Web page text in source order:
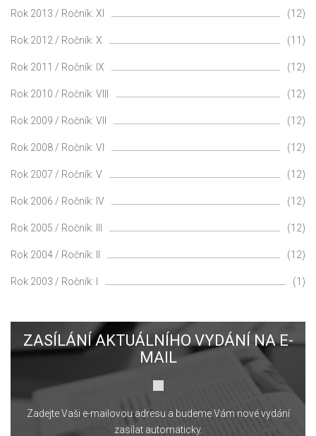
Rok 2013 / Ročník: XI (12)
Rok 2012 / Ročník: X (11)
Rok 2011 / Ročník: IX (12)
Rok 2010 / Ročník: VIII (12)
Rok 2009 / Ročník: VII (12)
Rok 2008 / Ročník: VI (12)
Rok 2007 / Ročník: V (12)
Rok 2006 / Ročník: IV (12)
Rok 2005 / Ročník: III (12)
Rok 2004 / Ročník: II (12)
Rok 2003 / Ročník: I (1)
ZASÍLÁNÍ AKTUÁLNÍHO VYDÁNÍ NA E-
MAIL
Zadejte Vaši e-mailovou adresu a budeme Vám nové vydání
zasílat automaticky.